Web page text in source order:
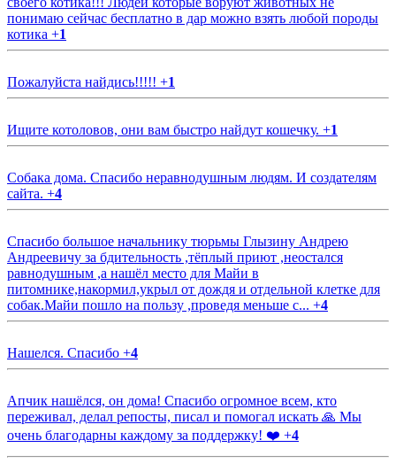
понимаю сейчас бесплатно в дар можно взять любой породы
котика +1
Пожалуйста найдись!!!!! +1
Ищите котоловов, они вам быстро найдут кошечку. +1
Собака дома. Спасибо неравнодушным людям. И создателям
сайта. +4
Спасибо большое начальнику тюрьмы Глызину Андрею
Андреевичу за бдительность ,тёплый приют ,неостался
равнодушным ,а нашёл место для Майи в
питомнике,накормил,укрыл от дождя и отдельной клетке для
собак.Майи пошло на пользу ,проведя меньше с... +4
Нашелся. Спасибо +4
Апчик нашёлся, он дома! Спасибо огромное всем, кто
переживал, делал репосты, писал и помогал искать 🙏 Мы
очень благодарны каждому за поддержку! ❤️ +4